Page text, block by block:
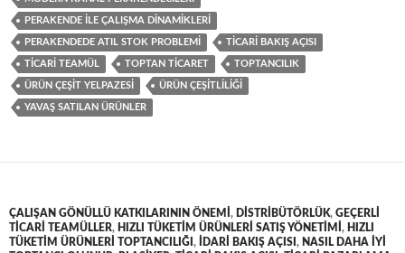
PERAKENDE ILE ÇALIŞMA DINAMIKLERI
PERAKENDEDE ATIL STOK PROBLEMI TICARI BAKIŞ AÇISI
TICARI TEAMÜL TOPTAN TICARET TOPTANCILIK
ÜRÜN ÇEŞIT YELPAZESI ÜRÜN ÇEŞITLILIĞI
YAVAŞ SATILAN ÜRÜNLER
ÇALIŞAN GÖNÜLLÜ KATKILARININ ÖNEMI , DISTRIBÜTÖRLÜK, GEÇERLI
TICARI TEAMÜLLER, HIZLI TÜKETIM ÜRÜNLERI SATIŞ YÖNETIMI , HIZLI
TÜKETIM ÜRÜNLERI TOPTANCILIĞI , IDARI BAKIŞ AÇISI , NASIL DAHA IYI